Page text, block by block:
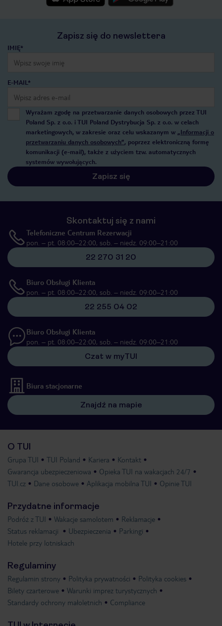
Zapisz się do newslettera
IMIĘ*
E-MAIL*
Wyrażam zgodę na przetwarzanie danych osobowych przez TUI
Poland Sp. z o.o. i TUI Poland Dystrybucja Sp. z o.o. w celach
marketingowych, w zakresie oraz celu wskazanym w „Informacji o
przetwarzaniu danych osobowych”, poprzez elektroniczną formę
komunikacji (e-mail), także z użyciem tzw. automatycznych
systemów wywołujących.
Zapisz się
Skontaktuj się z nami
Telefoniczne Centrum Rezerwacji
pon. – pt. 08:00–22:00, sob. – niedz. 09:00–21:00
22 270 31 20
Biuro Obsługi Klienta
pon. – pt. 08:00–22:00, sob. – niedz. 09:00–21:00
22 255 04 02
Biuro Obsługi Klienta
pon. – pt. 08:00–22:00, sob. – niedz. 09:00–21:00
Czat w myTUI
Biura stacjonarne
Znajdź na mapie
O TUI
Grupa TUI TUI Poland Kariera
Kontakt
Gwarancja ubezpieczeniowa
Opieka TUI na wakacjach 24/7
TUI.cz
Dane osobowe Aplikacja mobilna TUI Opinie TUI
Przydatne informacje
Podróż z TUI Wakacje samolotem
Reklamacje
Status reklamacji
Ubezpieczenia
Parkingi
Hotele przy lotniskach
Regulaminy
Regulamin strony Polityka prywatności
Polityka cookies
Bilety czarterowe
Warunki imprez turystycznych
Standardy ochrony małoletnich
Compliance